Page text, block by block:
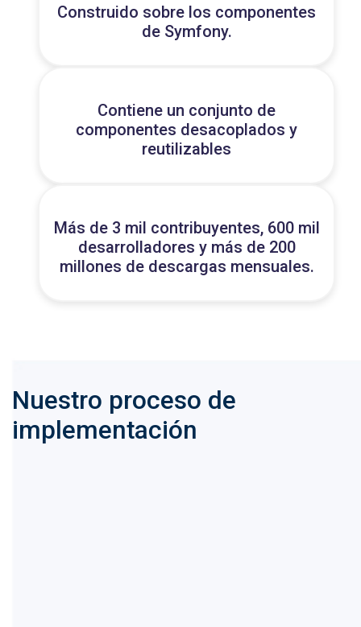
Construido sobre los componentes
de Symfony.
Contiene un conjunto de
componentes desacoplados y
reutilizables
Más de 3 mil contribuyentes, 600 mil
desarrolladores y más de 200
millones de descargas mensuales.
Nuestro proceso de
implementación